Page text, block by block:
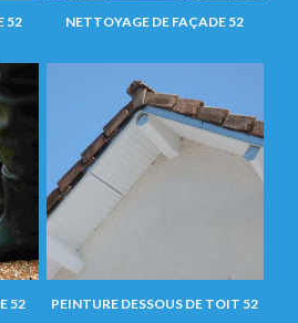
52 NETTOYAGE DE FAÇADE 52
52 PEINTURE DESSOUS DE TOIT 52